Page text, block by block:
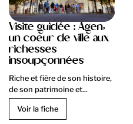
Visite guidée : Agen,
un coeur de ville aux
richesses
insoupçonnées
Riche et fière de son histoire,
de son patrimoine et...
Voir la fiche